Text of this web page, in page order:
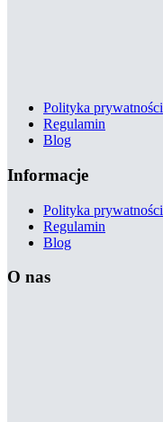
Polityka prywatności
Regulamin
Blog
Informacje
Polityka prywatności
Regulamin
Blog
O nas